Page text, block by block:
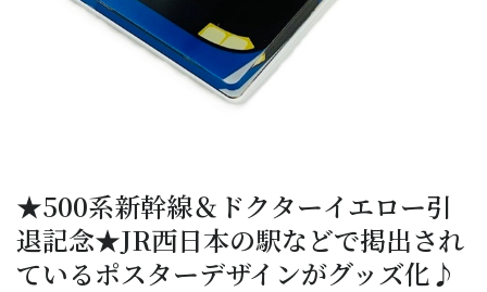
★500系新幹線＆ドクターイエロー引
退記念★JR西日本の駅などで掲出され
ているポスターデザインがグッズ化♪